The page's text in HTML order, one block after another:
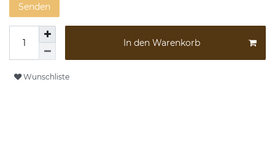
Senden
In den Warenkorb
Wunschliste